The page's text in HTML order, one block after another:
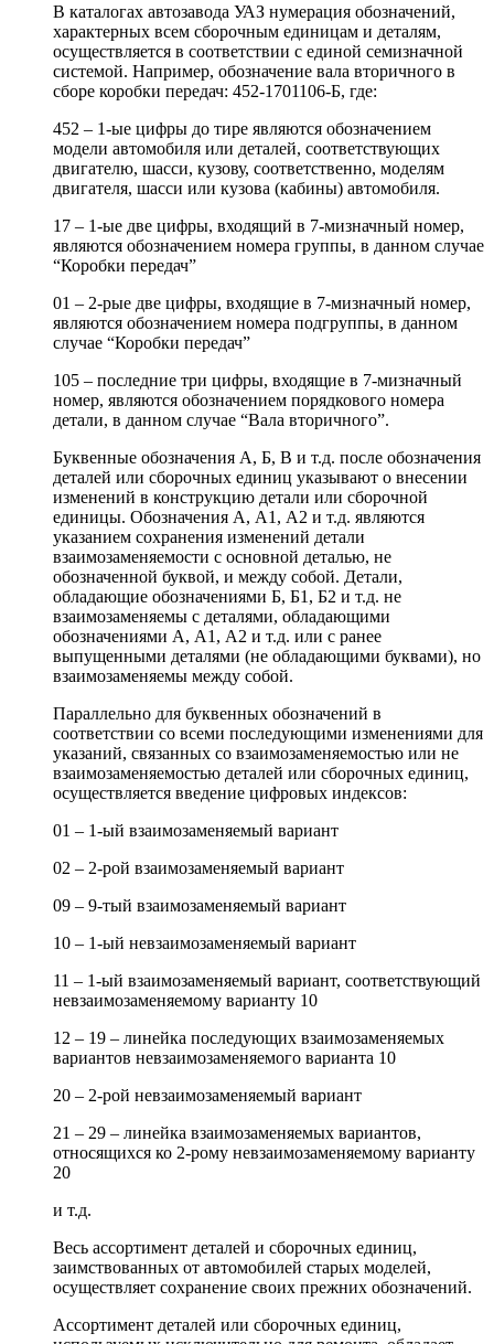
В каталогах автозавода УАЗ нумерация обозначений,
характерных всем сборочным единицам и деталям,
осуществляется в соответствии с единой семизначной
системой. Например, обозначение вала вторичного в
сборе коробки передач: 452-1701106-Б, где:
452 – 1-ые цифры до тире являются обозначением
модели автомобиля или деталей, соответствующих
двигателю, шасси, кузову, соответственно, моделям
двигателя, шасси или кузова (кабины) автомобиля.
17 – 1-ые две цифры, входящий в 7-мизначный номер,
являются обозначением номера группы, в данном случае
“Коробки передач”
01 – 2-рые две цифры, входящие в 7-мизначный номер,
являются обозначением номера подгруппы, в данном
случае “Коробки передач”
105 – последние три цифры, входящие в 7-мизначный
номер, являются обозначением порядкового номера
детали, в данном случае “Вала вторичного”.
Буквенные обозначения А, Б, В и т.д. после обозначения
деталей или сборочных единиц указывают о внесении
изменений в конструкцию детали или сборочной
единицы. Обозначения А, А1, А2 и т.д. являются
указанием сохранения изменений детали
взаимозаменяемости с основной деталью, не
обозначенной буквой, и между собой. Детали,
обладающие обозначениями Б, Б1, Б2 и т.д. не
взаимозаменяемы с деталями, обладающими
обозначениями А, А1, А2 и т.д. или с ранее
выпущенными деталями (не обладающими буквами), но
взаимозаменяемы между собой.
Параллельно для буквенных обозначений в
соответствии со всеми последующими изменениями для
указаний, связанных со взаимозаменяемостью или не
взаимозаменяемостью деталей или сборочных единиц,
осуществляется введение цифровых индексов:
01 – 1-ый взаимозаменяемый вариант
02 – 2-рой взаимозаменяемый вариант
09 – 9-тый взаимозаменяемый вариант
10 – 1-ый невзаимозаменяемый вариант
11 – 1-ый взаимозаменяемый вариант, соответствующий
невзаимозаменяемому варианту 10
12 – 19 – линейка последующих взаимозаменяемых
вариантов невзаимозаменяемого варианта 10
20 – 2-рой невзаимозаменяемый вариант
21 – 29 – линейка взаимозаменяемых вариантов,
относящихся ко 2-рому невзаимозаменяемому варианту
20
и т.д.
Весь ассортимент деталей и сборочных единиц,
заимствованных от автомобилей старых моделей,
осуществляет сохранение своих прежних обозначений.
Ассортимент деталей или сборочных единиц,